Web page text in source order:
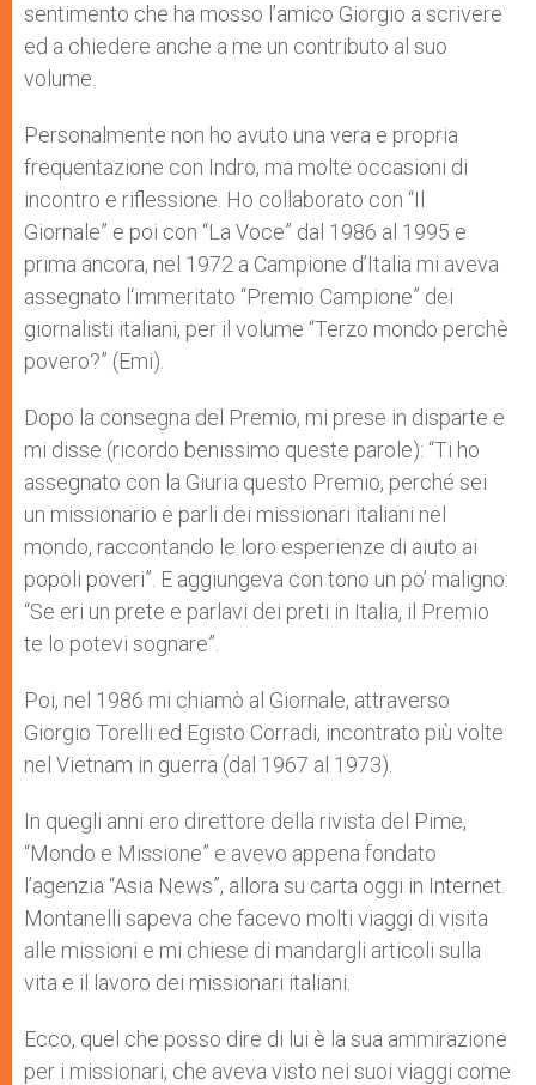
sentimento che ha mosso l’amico Giorgio a scrivere
ed a chiedere anche a me un contributo al suo
volume.
Personalmente non ho avuto una vera e propria
frequentazione con Indro, ma molte occasioni di
incontro e riflessione. Ho collaborato con “Il
Giornale” e poi con “La Voce” dal 1986 al 1995 e
prima ancora, nel 1972 a Campione d’Italia mi aveva
assegnato l‘immeritato “Premio Campione” dei
giornalisti italiani, per il volume “Terzo mondo perchè
povero?” (Emi).
Dopo la consegna del Premio, mi prese in disparte e
mi disse (ricordo benissimo queste parole): “Ti ho
assegnato con la Giuria questo Premio, perché sei
un missionario e parli dei missionari italiani nel
mondo, raccontando le loro esperienze di aiuto ai
popoli poveri”. E aggiungeva con tono un po’ maligno:
“Se eri un prete e parlavi dei preti in Italia, il Premio
te lo potevi sognare”.
Poi, nel 1986 mi chiamò al Giornale, attraverso
Giorgio Torelli ed Egisto Corradi, incontrato più volte
nel Vietnam in guerra (dal 1967 al 1973).
In quegli anni ero direttore della rivista del Pime,
“Mondo e Missione” e avevo appena fondato
l’agenzia “Asia News”, allora su carta oggi in Internet.
Montanelli sapeva che facevo molti viaggi di visita
alle missioni e mi chiese di mandargli articoli sulla
vita e il lavoro dei missionari italiani.
Ecco, quel che posso dire di lui è la sua ammirazione
per i missionari, che aveva visto nei suoi viaggi come